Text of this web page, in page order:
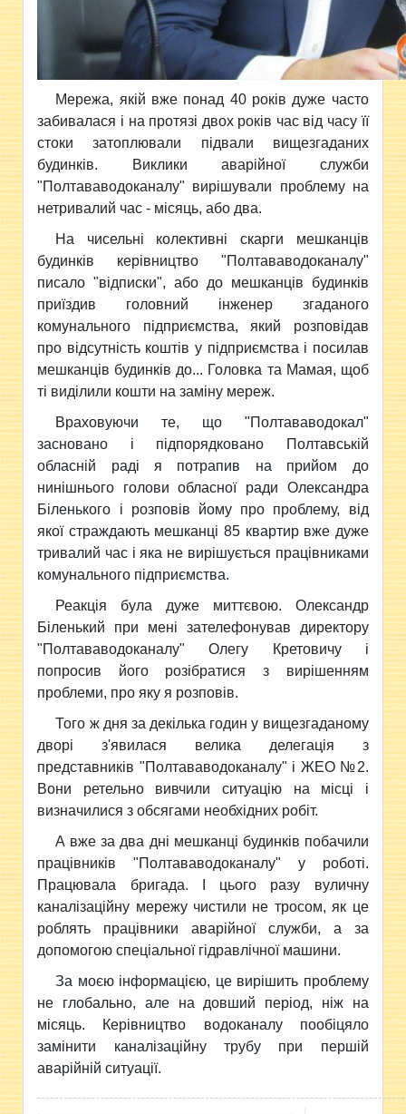
Мережа, якій вже понад 40 років дуже часто
забивалася і на протязі двох років час від часу її
стоки затоплювали підвали вищезгаданих
будинків. Виклики аварійної служби
"Полтававодоканалу" вирішували проблему на
нетривалий час - місяць, або два.
На чисельні колективні скарги мешканців
будинків керівництво "Полтававодоканалу"
писало "відписки", або до мешканців будинків
приїздив головний інженер згаданого
комунального підприємства, який розповідав
про відсутність коштів у підприємства і посилав
мешканців будинків до... Головка та Мамая, щоб
ті виділили кошти на заміну мереж.
Враховуючи те, що "Полтававодокал"
засновано і підпорядковано Полтавській
обласній раді я потрапив на прийом до
нинішнього голови обласної ради Олександра
Біленького і розповів йому про проблему, від
якої страждають мешканці 85 квартир вже дуже
тривалий час і яка не вирішується працівниками
комунального підприємства.
Реакція була дуже миттєвою. Олександр
Біленький при мені зателефонував директору
"Полтававодоканалу" Олегу Кретовичу і
попросив його розібратися з вирішенням
проблеми, про яку я розповів.
Того ж дня за декілька годин у вищезгаданому
дворі з'явилася велика делегація з
представників "Полтававодоканалу" і ЖЕО №2.
Вони ретельно вивчили ситуацію на місці і
визначилися з обсягами необхідних робіт.
А вже за два дні мешканці будинків побачили
працівників "Полтававодоканалу" у роботі.
Працювала бригада. І цього разу вуличну
каналізаційну мережу чистили не тросом, як це
роблять працівники аварійної служби, а за
допомогою спеціальної гідравлічної машини.
За моєю інформацією, це вирішить проблему
не глобально, але на довший період, ніж на
місяць. Керівництво водоканалу пообіцяло
замінити каналізаційну трубу при першій
аварійній ситуації.